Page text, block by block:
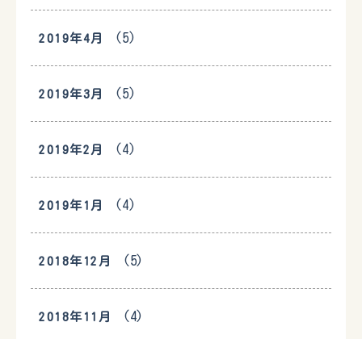
2019年4月 (5)
2019年3月 (5)
2019年2月 (4)
2019年1月 (4)
2018年12月 (5)
2018年11月 (4)